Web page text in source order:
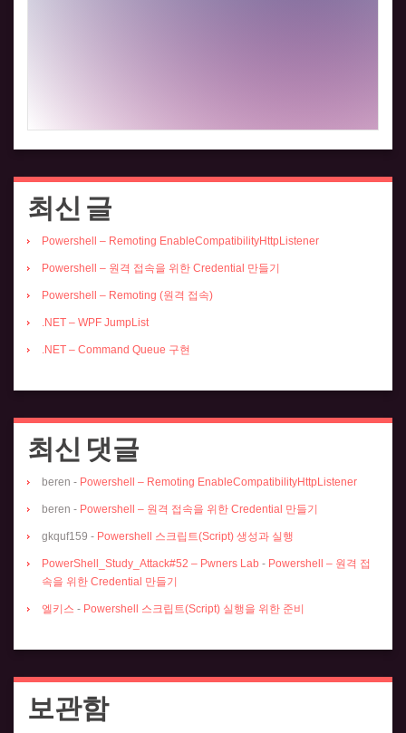
최신 글
Powershell – Remoting EnableCompatibilityHttpListener
Powershell – 원격 접속을 위한 Credential 만들기
Powershell – Remoting (원격 접속)
.NET – WPF JumpList
.NET – Command Queue 구현
최신 댓글
beren - Powershell – Remoting EnableCompatibilityHttpListener
beren - Powershell – 원격 접속을 위한 Credential 만들기
gkquf159 - Powershell 스크립트(Script) 생성과 실행
PowerShell_Study_Attack#52 – Pwners Lab - Powershell – 원격 접
속을 위한 Credential 만들기
엘키스 - Powershell 스크립트(Script) 실행을 위한 준비
보관함